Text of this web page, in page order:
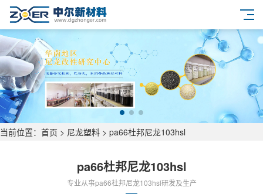
当前位置： 首页 > 尼龙塑料 > pa66杜邦尼龙103hsl
pa66杜邦尼龙103hsl
专业从事pa66杜邦尼龙103hsl研发及生产